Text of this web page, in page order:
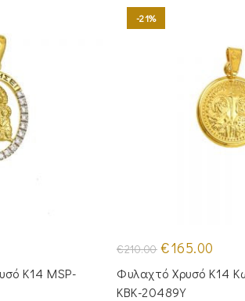
Κ14 MSP-
-21%
€210.00 Original
price
was:
€210.00.
€165.00
τιμή
είναι:
Φυλαχτό Χρυσό Κ14
KBK-20489Y